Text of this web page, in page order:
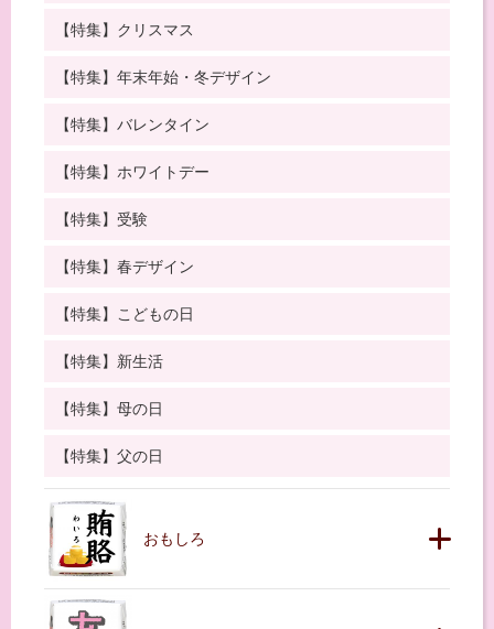
【特集】クリスマス
【特集】年末年始・冬デザイン
【特集】バレンタイン
【特集】ホワイトデー
【特集】受験
【特集】春デザイン
【特集】こどもの日
【特集】新生活
【特集】母の日
【特集】父の日
おもしろ